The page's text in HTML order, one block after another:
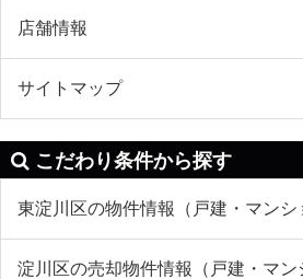
店舗情報
サイトマップ
こだわり条件から探す
東淀川区の物件情報（戸建・マンシ
淀川区の売却物件情報（戸建・マン